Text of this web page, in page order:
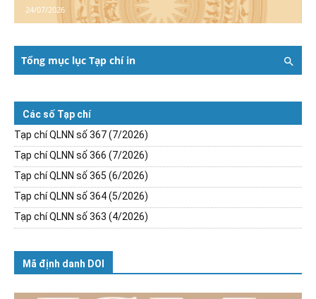
24/07/2026
Tổng mục lục Tạp chí in
Các số Tạp chí
Tạp chí QLNN số 367 (7/2026)
Tạp chí QLNN số 366 (7/2026)
Tạp chí QLNN số 365 (6/2026)
Tạp chí QLNN số 364 (5/2026)
Tạp chí QLNN số 363 (4/2026)
Mã định danh DOI